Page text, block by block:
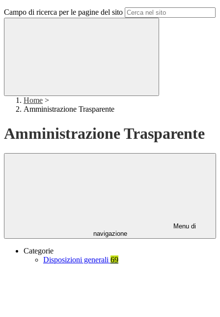
Campo di ricerca per le pagine del sito
Home >
Amministrazione Trasparente
Amministrazione Trasparente
Menu di
navigazione
Categorie
Disposizioni generali 69